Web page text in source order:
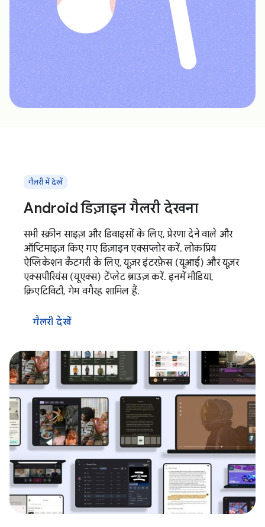
गैलरी में देखें
Android डिज़ाइन गैलरी देखना
सभी स्क्रीन साइज़ और डिवाइसों के लिए, प्रेरणा देने वाले और
ऑप्टिमाइज़ किए गए डिज़ाइन एक्सप्लोर करें. लोकप्रिय
ऐप्लिकेशन कैटगरी के लिए, यूज़र इंटरफ़ेस (यूआई) और यूज़र
एक्सपीरियंस (यूएक्स) टेंप्लेट ब्राउज़ करें. इनमें मीडिया,
क्रिएटिविटी, गेम वगैरह शामिल हैं.
गैलरी देखें